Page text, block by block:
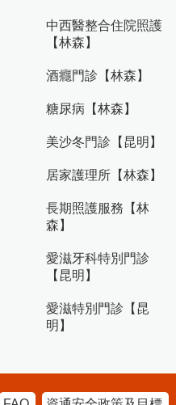
中西醫整合住院照護
【林森】
酒癮門診【林森】
糖尿病【林森】
美沙冬門診【昆明】
居家護理所【林森】
長期照護服務【林
森】
愛滋牙科特別門診
【昆明】
愛滋特別門診【昆
明】